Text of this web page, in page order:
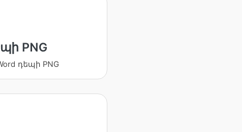
PNG
դեպի PNG